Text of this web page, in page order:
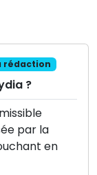
rédaction
?
par la
en